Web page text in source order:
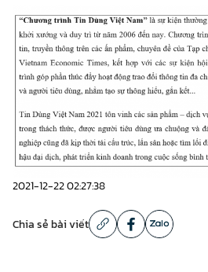
2021-12-22 02:27:38
Chia sẻ bài viết